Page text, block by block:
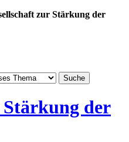
zur Stärkung der
Stärkung der